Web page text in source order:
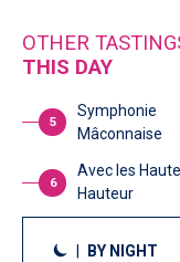
OTHER
THIS DAY
5
Symphonie
Mâconnaise
6
Avec les
Hauteur
BY NIGHT